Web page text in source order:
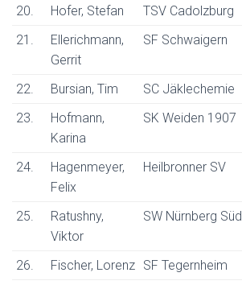
20.
Hofer, Stefan TSV Cadolzburg
21.
Ellerichmann,
Gerrit
SF Schwaigern
22. Bursian, Tim SC Jäklechemie
23.
Hofmann,
Karina
SK Weiden 1907
24.
Hagenmeyer,
Felix
Heilbronner SV
25.
Ratushny,
Viktor
SW Nürnberg Süd
26. Fischer, Lorenz SF Tegernheim